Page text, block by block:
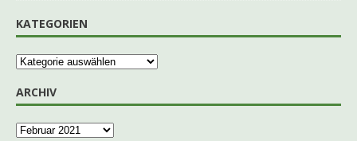
KATEGORIEN
ARCHIV